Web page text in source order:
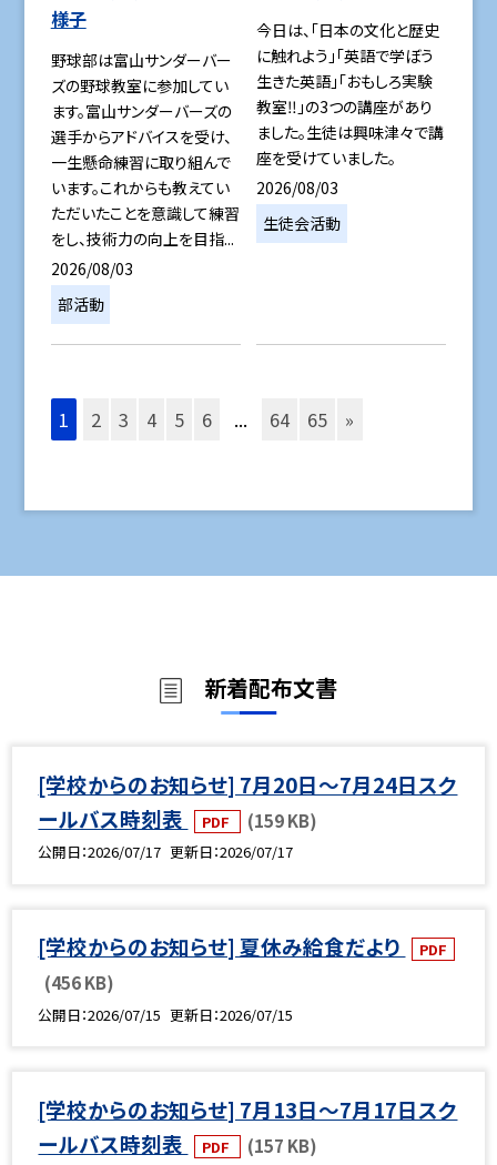
様子
野球部は富山サンダーバー
ズの野球教室に参加してい
ます。富山サンダーバーズの
選手からアドバイスを受け、
一生懸命練習に取り組んで
います。これからも教えてい
ただいたことを意識して練習
をし、技術力の向上を目指...
2026/08/03
部活動
今日は、「日本の文化と歴史
に触れよう」「英語で学ぼう
生きた英語」「おもしろ実験
教室‼」の3つの講座があり
ました。生徒は興味津々で講
座を受けていました。
2026/08/03
生徒会活動
1 2 3 4 5 6 ... 64 65 »
新着配布文書
[学校からのお知らせ] 7月20日～7月24日スク
ールバス時刻表
PDF (159 KB)
公開日 2026/07/17 更新日 2026/07/17
[学校からのお知らせ] 夏休み給食だより PDF
(456 KB)
公開日 2026/07/15 更新日 2026/07/15
[学校からのお知らせ] 7月13日～7月17日スク
ールバス時刻表
PDF (157 KB)